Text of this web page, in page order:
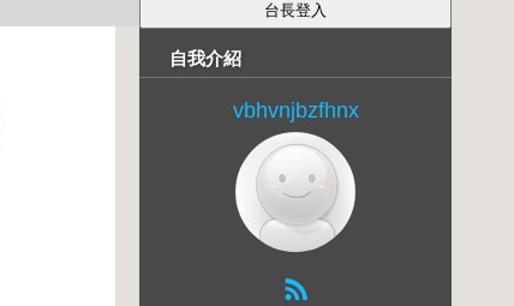
自我介紹
vbhvnjbzfhnx